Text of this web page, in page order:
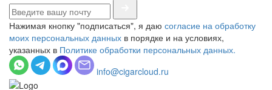
Нажимая кнопку "подписаться", я даю согласие на обработку
моих персональных данных в порядке и на условиях,
указанных в Политике обработки персональных данных.
info@cigarcloud.ru